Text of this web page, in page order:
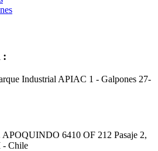
:
Industrial APIAC 1 - Galpones 27-
APOQUINDO 6410 OF 212 Pasaje 2,
- Chile